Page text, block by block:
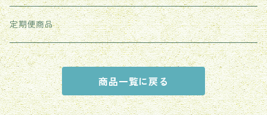
その他
定期便商品
商品一覧に戻る